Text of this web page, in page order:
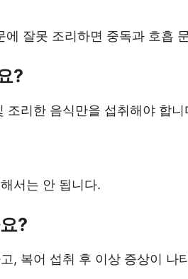
잘못 조리하면 중독과 호흡
?
조리한 음식만을 섭취해야 합니
서는 안 됩니다.
?
, 복어 섭취 후 이상 증상이